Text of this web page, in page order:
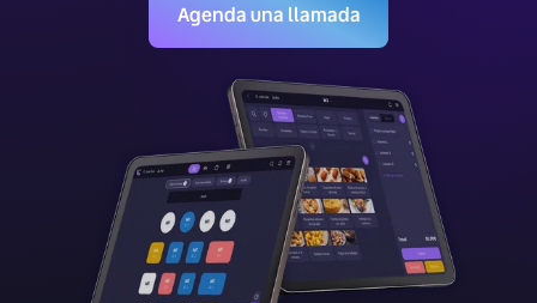
Agenda una llamada